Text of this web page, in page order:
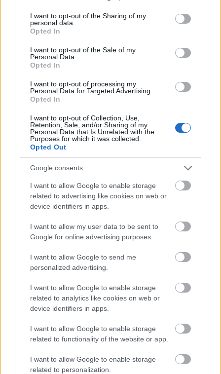
not limited to your visit or usage behaviour. You may click to
grant or deny consent to Google and its third-party tags to
use your data for below specified purposes in below Google
consent section.
I want to opt-out of the Sharing of my
personal data.
Opted In
I want to opt-out of the Sale of my
Personal Data.
Opted In
I want to opt-out of processing my
Personal Data for Targeted Advertising.
Opted In
I want to opt-out of Collection, Use,
Retention, Sale, and/or Sharing of my
Personal Data that Is Unrelated with the
Purposes for which it was collected.
Opted Out
Google consents
I want to allow Google to enable storage
related to advertising like cookies on web or
device identifiers in apps.
I want to allow my user data to be sent to
Google for online advertising purposes.
I want to allow Google to send me
personalized advertising.
I want to allow Google to enable storage
related to analytics like cookies on web or
device identifiers in apps.
I want to allow Google to enable storage
related to functionality of the website or app.
I want to allow Google to enable storage
related to personalization.
úgy tartsam meg, hogy közben újra tudjam
gondolni a kontextust. Ha olyat csinálsz, amire az
emberek egyáltalán nem számítanak, az
önmagában egy frissítő, humoros dolog.
Egy interjúbanazt mondtad, hogy a techno
egyszerre a legprimitívebb
legszofisztikáltabb zene.Ez a te zen
dre is igaz,
vagy szeretnéd, hogy az legyen?
szemlélteti a szofisztikált és a primitív, vagyis a
szélsőségek közötti feszültséget, és azt, hogy ezzel
hogyan lehet játszani. Tud egyszerre létezni ez a
kettő, és éppen az a játék, billegés az érdekes, ami
közöttük van. Ha csak az egyiket csinálod, az egy idő
után véges.
Ilyen feszü ltség az is, hogy a zen
mondják, hogy absztrakt, miközben erős fizikai
hatása is van a hangoknak.
A fizikai hatást lehet, hogy azért gondolod, mert
fémesnek hallod ezeket a hangzásokat.